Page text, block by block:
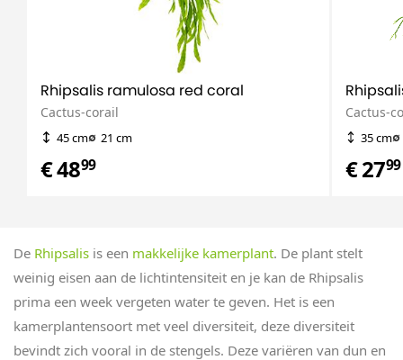
Rhipsalis ramulosa red coral
Cactus-corail
45 cm 21 cm
€ 4899
Cactus-
35 cm
€ 2799
De Rhipsalis is een makkelijke kamerplant. De plant stelt
weinig eisen aan de lichtintensiteit en je kan de Rhipsalis
prima een week vergeten water te geven. Het is een
kamerplantensoort met veel diversiteit, deze diversiteit
bevindt zich vooral in de stengels. Deze variëren van dun en